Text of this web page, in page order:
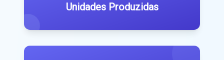
Unidades Produzidas